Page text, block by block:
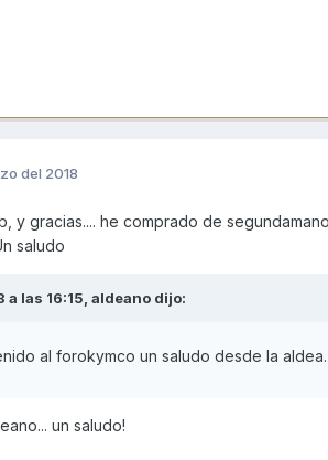
del 2018
y gracias.... he comprado de
saludo
las 16:15, aldeano dijo:
al forokymco un saludo desde la aldea.
un saludo!